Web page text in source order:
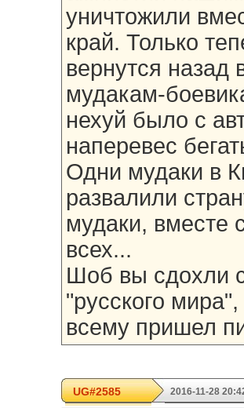
уничтожили
край. Только
вернутся
мудакам-
нехуй было с
наперевес
Одни мудаки в
развалили
мудаки, вместе
всех...
Шоб вы сдохли
"русского
всему пришел
UG#2585 2016-11-28